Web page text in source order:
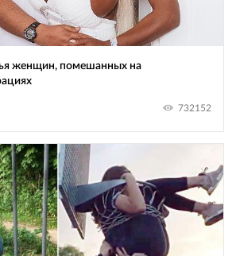
женщин, помешанных на
732152